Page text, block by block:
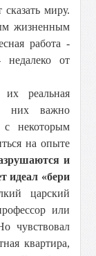
миру.
жизненным
работа -
от
реальная
них важно
с некоторым
на опыте
и
идеал «бери
царский
или
чувствовал
квартира,